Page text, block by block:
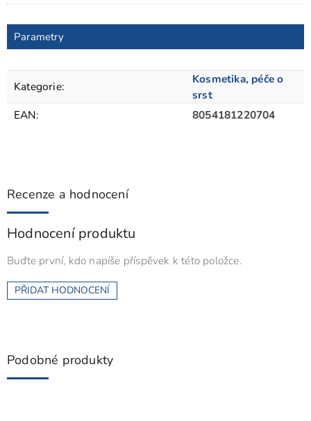
Parametry
Kategorie:
Kosmetika, péče o
srst
EAN: 8054181220704
Recenze a hodnocení
Hodnocení produktu
Buďte první, kdo napíše příspěvek k této položce.
PŘIDAT HODNOCENÍ
Podobné produkty